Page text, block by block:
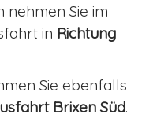
nehmen Sie im
in Richtung
Sie ebenfalls
Brixen Süd.